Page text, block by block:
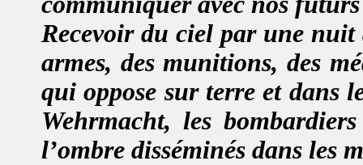
Recevoir du ciel par une nuit
armes, des munitions, des
qui oppose sur terre et dans
Wehrmacht, les
l’ombre disséminés dans les